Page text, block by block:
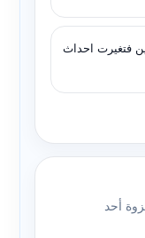
فتغيرت احداث
أحد